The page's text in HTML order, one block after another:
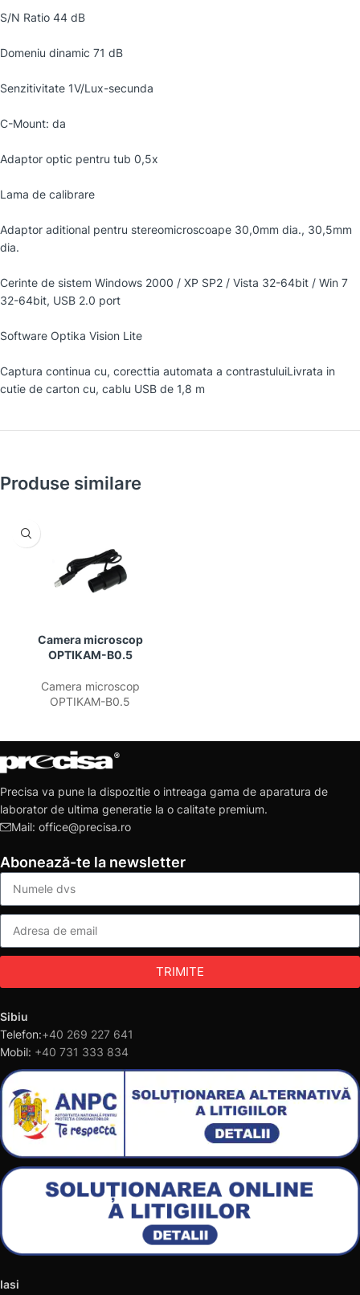
S/N Ratio 44 dB
Domeniu dinamic 71 dB
Senzitivitate 1V/Lux-secunda
C-Mount: da
Adaptor optic pentru tub 0,5x
Lama de calibrare
Adaptor aditional pentru stereomicroscoape 30,0mm dia., 30,5mm
dia.
Cerinte de sistem Windows 2000 / XP SP2 / Vista 32-64bit / Win 7
32-64bit, USB 2.0 port
Software Optika Vision Lite
Captura continua cu, corecttia automata a contrastuluiLivrata in
cutie de carton cu, cablu USB de 1,8 m
Produse similare
Camera microscop
OPTIKAM-B0.5
Camera microscop
OPTIKAM-B0.5
Precisa va pune la dispozitie o intreaga gama de aparatura de
laborator de ultima generatie la o calitate premium.
Mail: office@precisa.ro
Abonează-te la newsletter
TRIMITE
Sibiu
Telefon:+40 269 227 641
Mobil: +40 731 333 834
Iasi